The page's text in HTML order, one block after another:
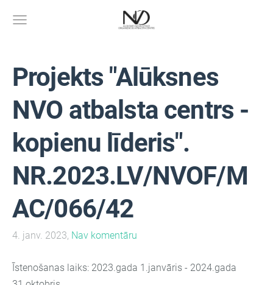
Projekts "Alūksnes
NVO atbalsta centrs -
kopienu līderis".
NR.2023.LV/NVOF/M
AC/066/42
4. janv. 2023, Nav komentāru
Īstenošanas laiks: 2023.gada 1.janvāris - 2024.gada